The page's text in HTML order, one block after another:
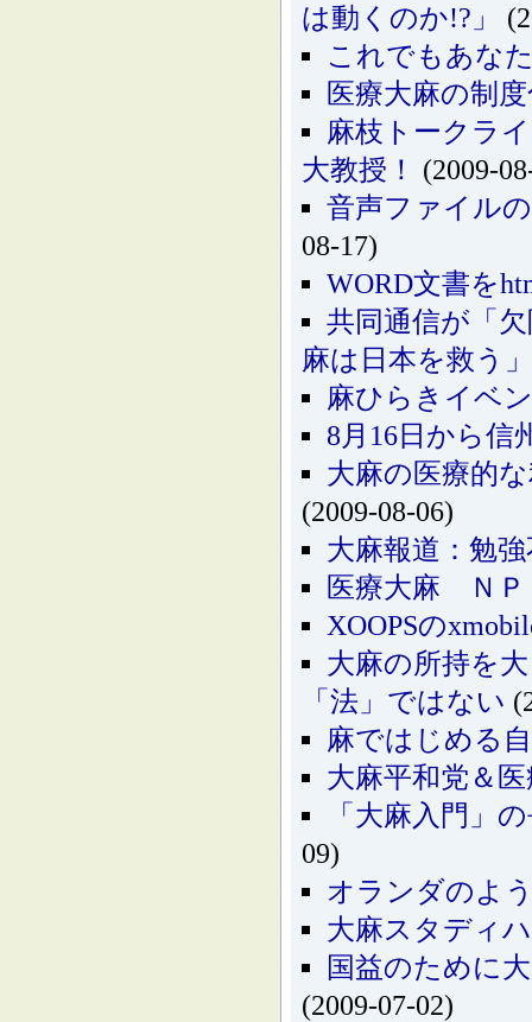
は動くのか!?」
これでもあな
医療大麻の制
麻枝トークラ
大教授！
(2009-
音声ファイル
08-17)
WORD文書を
共同通信が「
麻は日本を救う」
麻ひらきイベ
8月16日から信
大麻の医療的
(2009-08-06)
大麻報道：勉
医療大麻 ＮＰ
XOOPSの
大麻の所持を
「法」ではない
麻ではじめる
大麻平和党＆
「大麻入門」
09)
オランダのよ
大麻スタディ
国益のために
(2009-07-02)